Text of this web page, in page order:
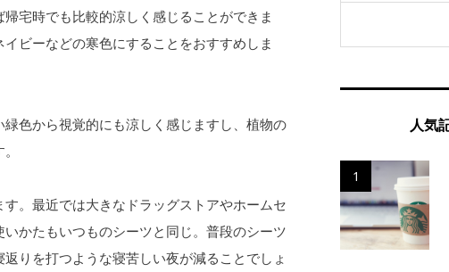
宅時でも比較的涼しく感じることができま
ビーなどの寒色にすることをおすすめしま
色から視覚的にも涼しく感じますし、植物の
。最近では大きなドラッグストアやホームセ
かたもいつものシーツと同じ。普段のシーツ
りを打つような寝苦しい夜が減ることでしょ
人気
1